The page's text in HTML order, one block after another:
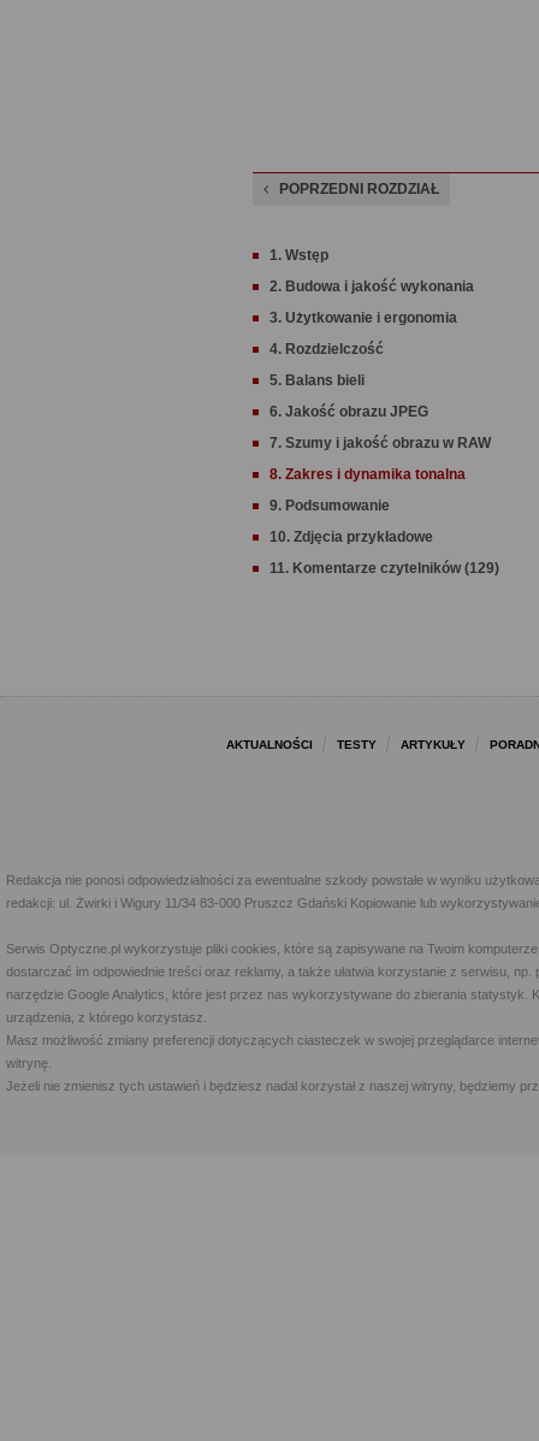
POPRZEDNI ROZDZIAŁ
1. Wstęp
2. Budowa i jakość wykonania
3. Użytkowanie i ergonomia
4. Rozdzielczość
5. Balans bieli
6. Jakość obrazu JPEG
7. Szumy i jakość obrazu w RAW
8. Zakres i dynamika tonalna
9. Podsumowanie
10. Zdjęcia przykładowe
11. Komentarze czytelników (129)
AKTUALNOŚCI TESTY ARTYKUŁY
Redakcja nie ponosi odpowiedzialności za ewentualne szkody powstałe w wyniku
redakcji: ul. Żwirki i Wigury 11/34 83-000 Pruszcz Gdański Kopiowanie lub
Serwis Optyczne.pl wykorzystuje pliki cookies, które są zapisywane na Twoim
dostarczać im odpowiednie treści oraz reklamy, a także ułatwia korzystanie z serwisu,
narzędzie Google Analytics, które jest przez nas wykorzystywane do zbierania statystyk.
urządzenia, z którego korzystasz.
Masz możliwość zmiany preferencji dotyczących ciasteczek w swojej przeglądarce
witrynę.
Jeżeli nie zmienisz tych ustawień i będziesz nadal korzystał z naszej witryny, będziemy